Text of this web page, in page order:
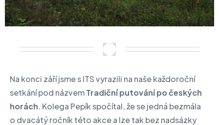
Na konci září jsme s ITS vyrazili na naše každoroční
setkání pod názvemTradiční putování po českých
horách. Kolega Pepík spočítal, že se jedná bezmála
o dvacátý ročník této akce a lze tak bez nadsázky